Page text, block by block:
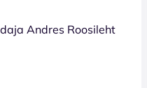
Andres Roosileht